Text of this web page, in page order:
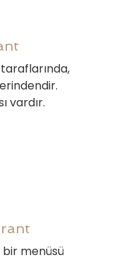
vardır.
menüsü